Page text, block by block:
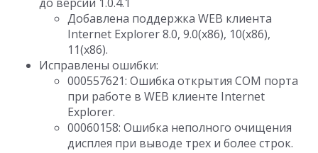
Добавлена поддержка WEB клиента
Internet Explorer 8.0, 9.0(x86), 10(x86),
11(x86).
Исправлены ошибки:
000557621: Ошибка открытия COM порта
при работе в WEB клиенте Internet
Explorer.
00060158: Ошибка неполного очищения
дисплея при выводе трех и более строк.